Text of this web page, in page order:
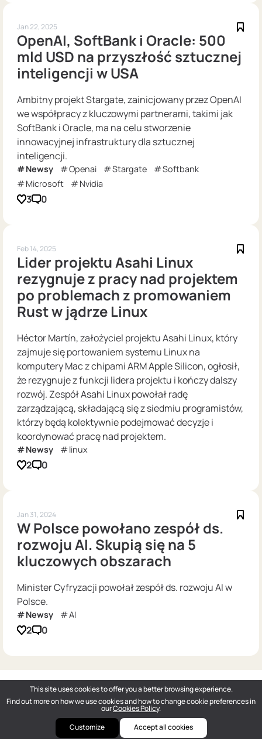
Jan 22, 2025
OpenAI, SoftBank i Oracle: 500
mld USD na przyszłość sztucznej
inteligencji w USA
Ambitny projekt Stargate, zainicjowany przez OpenAI
we współpracy z kluczowymi partnerami, takimi jak
SoftBank i Oracle, ma na celu stworzenie
innowacyjnej infrastruktury dla sztucznej
inteligencji.
Newsy Openai Stargate
Softbank
Microsoft
Nvidia
3 0
Feb 14, 2025
Lider projektu Asahi Linux
rezygnuje z pracy nad projektem
po problemach z promowaniem
Rust w jądrze Linux
Héctor Martín, założyciel projektu Asahi Linux, który
zajmuje się portowaniem systemu Linux na
komputery Mac z chipami ARM Apple Silicon, ogłosił,
że rezygnuje z funkcji lidera projektu i kończy dalszy
rozwój. Zespół Asahi Linux powołał radę
zarządzającą, składającą się z siedmiu programistów,
którzy będą kolektywnie podejmować decyzje i
koordynować pracę nad projektem.
Newsy linux
2 0
Jan 31, 2024
W Polsce powołano zespół ds.
rozwoju AI. Skupią się na 5
kluczowych obszarach
Minister Cyfryzacji powołał zespół ds. rozwoju AI w
Polsce.
Newsy AI
2 0
This site uses cookies to offer you a better browsing experience.
Find out more on how we use cookies and how to change cookie preferences in
ourCookies Policy.
Customize
Accept all cookies